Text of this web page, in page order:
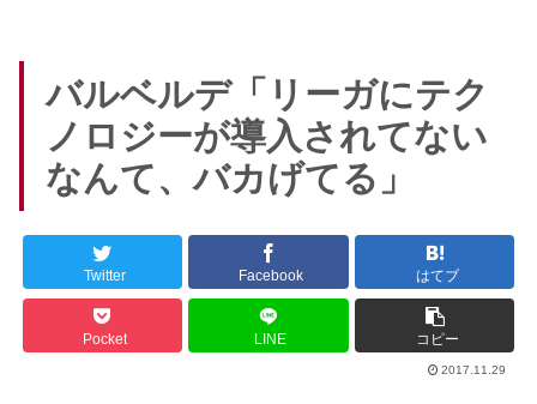
バルベルデ「リーガにテク
ノロジーが導入されてない
なんて、バカげてる」
Twitter Facebook はてブ
Pocket LINE コピー
2017.11.29